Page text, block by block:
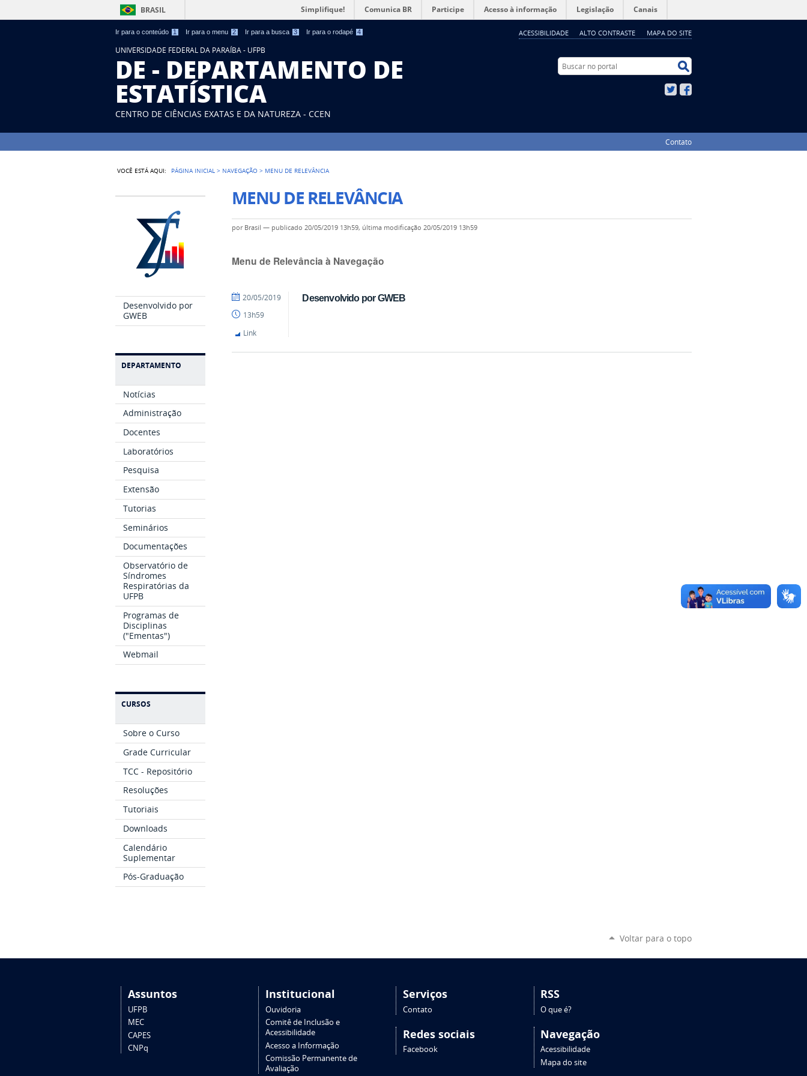
Ir para o conteúdo 1 Ir para o menu 2 Ir para a busca 3 Ir para o rodapé 4 ACESSIBILIDADE ALTO CONTRASTE MAPA DO SITE
BRASIL Simplifique! Comunica BR Participe Acesso à informação Legislação Canais
UNIVERSIDADE FEDERAL DA PARAÍBA - UFPB
DE - DEPARTAMENTO DE
ESTATÍSTICA
CENTRO DE CIÊNCIAS EXATAS E DA NATUREZA - CCEN
Buscar no portal
Twitter
Contato
VOCÊ ESTÁ AQUI: PÁGINA INICIAL > NAVEGAÇÃO > MENU DE RELEVÂNCIA
Desenvolvido por
GWEB
DEPARTAMENTO
Notícias
Administração
Docentes
Laboratórios
Pesquisa
Extensão
Tutorias
Seminários
Documentações
Observatório de
Síndromes
Respiratórias da
UFPB
Programas de
Disciplinas
("Ementas")
Webmail
CURSOS
Sobre o Curso
Grade Curricular
TCC - Repositório
Resoluções
Tutoriais
Downloads
Calendário
Suplementar
Pós-Graduação
MENU DE RELEVÂNCIA
por Brasil — publicado 20/05/2019 13h59, última modificação 20/05/2019 13h59
Menu de Relevância à Navegação
Desenvolvido por GWEB
por
publicado
20/05/2019
13h59
Link
Voltar para o topo
Assuntos
UFPB
MEC
CAPES
CNPq
Institucional
Ouvidoria
Comitê de Inclusão e
Acessibilidade
Acesso a Informação
Comissão Permanente de
Avaliação
Serviços
Contato
Redes sociais
Facebook
RSS
O que é?
Navegação
Acessibilidade
Mapa do site